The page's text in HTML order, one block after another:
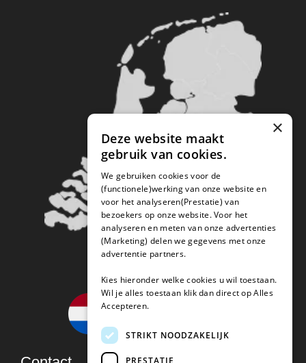
×
Deze website maakt
gebruik van cookies.
We gebruiken cookies voor de
(functionele)werking van onze website en
voor het analyseren(Prestatie) van
bezoekers op onze website. Voor het
analyseren en meten van onze advertenties
(Marketing) delen we gegevens met onze
advertentie partners.
Kies hieronder welke cookies u wil toestaan.
Wil je alles toestaan klik dan direct op Alles
Accepteren.
STRIKT NOODZAKELIJK
PRESTATIE